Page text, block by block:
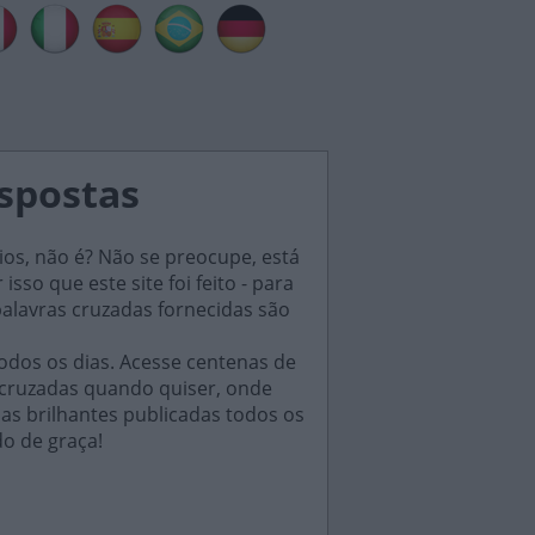
não é? Não se preocupe, está
que este site foi feito - para
cruzadas fornecidas são
os dias. Acesse centenas de
quando quiser, onde
brilhantes publicadas todos os
de graça!